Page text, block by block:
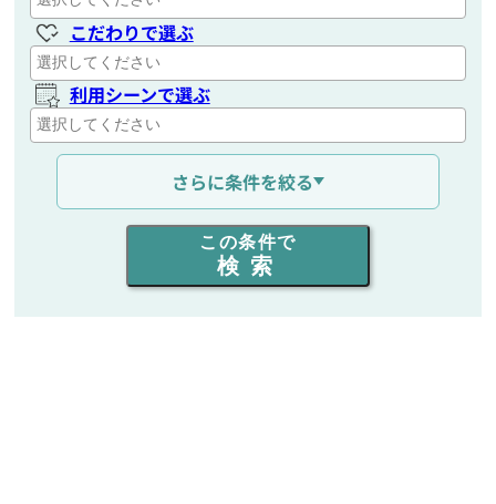
こだわりで選ぶ
利用シーンで選ぶ
通信距離を選ぶ
出力を選ぶ
同時通話人数を選ぶ
さらに条件を絞る
この条件で
検索